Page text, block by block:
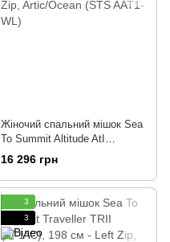
Жіночий спальний мішок Sea
To Summit Altitude AtI
(-4/-10°C), 183 см - Right Zip,
Artic/Ocean (STS AAT1-WL)
16 296 грн
3
3